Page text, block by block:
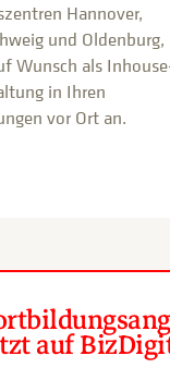
Hannover,
und Oldenburg,
Wunsch als
in Ihren
vor Ort an.
auf